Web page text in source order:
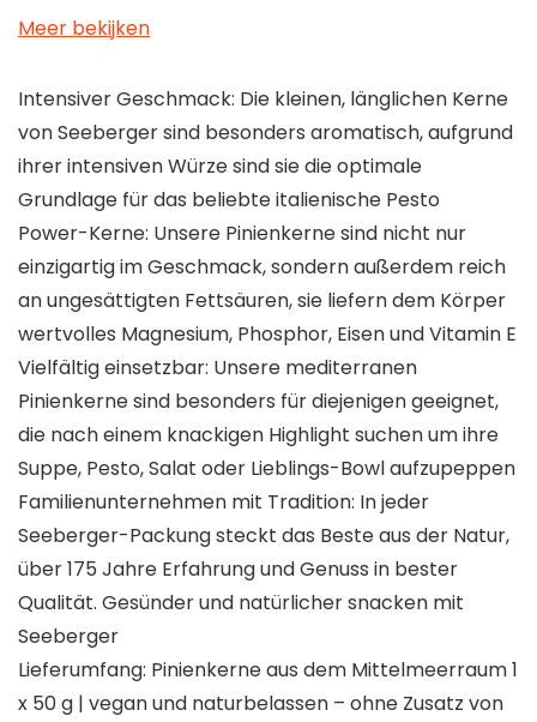
Meer bekijken
Intensiver Geschmack: Die kleinen, länglichen Kerne
von Seeberger sind besonders aromatisch, aufgrund
ihrer intensiven Würze sind sie die optimale
Grundlage für das beliebte italienische Pesto
Power-Kerne: Unsere Pinienkerne sind nicht nur
einzigartig im Geschmack, sondern außerdem reich
an ungesättigten Fettsäuren, sie liefern dem Körper
wertvolles Magnesium, Phosphor, Eisen und Vitamin E
Vielfältig einsetzbar: Unsere mediterranen
Pinienkerne sind besonders für diejenigen geeignet,
die nach einem knackigen Highlight suchen um ihre
Suppe, Pesto, Salat oder Lieblings-Bowl aufzupeppen
Familienunternehmen mit Tradition: In jeder
Seeberger-Packung steckt das Beste aus der Natur,
über 175 Jahre Erfahrung und Genuss in bester
Qualität. Gesünder und natürlicher snacken mit
Seeberger
Lieferumfang: Pinienkerne aus dem Mittelmeerraum 1
x 50 g | vegan und naturbelassen – ohne Zusatz von